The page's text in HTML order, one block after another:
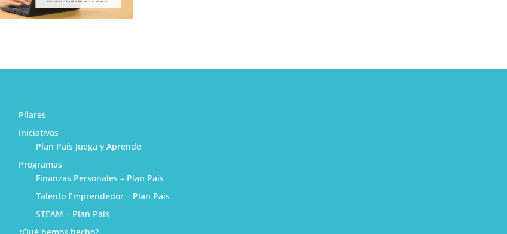
Pilares
Iniciativas
Plan País Juega y Aprende
Programas
Finanzas Personales – Plan País
Talento Emprendedor – Plan País
STEAM – Plan País
¿Qué hemos hecho?